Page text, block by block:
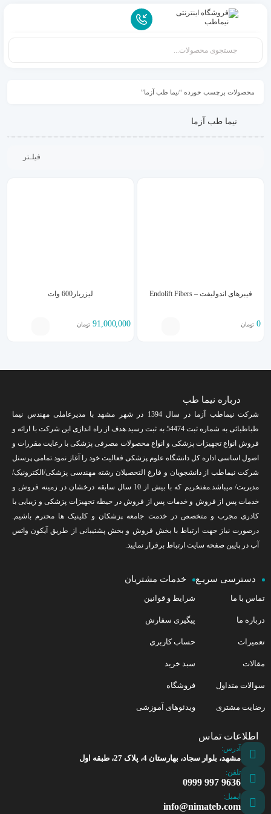
محصولات برچسب خورده “نیما طب آزما”
نیما طب آزما
فیلـتر
فیبرهای اندولیفت – Endolift Fibers
0 تومان
لیزربار600 وات
91,000,000 تومان
درباره نیما طب
شرکت نیماطب آزما در سال 1394 در شهر مشهد با مدیرعاملی مهندس نیما
طباطبائی به شماره ثبت 54474 به ثبت رسید.هدف از راه اندازی این شرکت با ارائه و
فروش انواع تجهیزات پزشکی و انواع محصولات مصرفی پزشکی با رعایت مقررات و
اصول اساسی اداره کل دانشگاه علوم پزشکی فعالیت خود را آغاز نمود.تمامی پرسنل
شرکت نیماطب از دانشجویان و فارغ التحصیلان رشته مهندسی پزشکی/الکترونیک/
مدیریت/ میباشد.مفتخریم که با بیش از 10 سال سابقه درخشان در زمینه فروش و
خدمات پس از فروش و خدمات پس از فروش در حیطه تجهیزات پزشکی و زیبایی با
کادری مجرب و متخصص در خدمت جامعه پزشکان و کلینیک ها محترم باشیم.
درصورت نیاز جهت ارتباط با بخش فروش و بخش پشتیبانی از طریق آیکون واتس
آپ در پایین صفحه سایت ارتباط برقرار نمایید.
دسترسی سریـع
تماس با ما
درباره ما
تعمیرات
مقالات
سوالات متداول
رضایت مشتری
خدمات مشتریان
شرایط و قوانین
پیگیری سفارش
حساب کاربری
سبد خرید
فروشگاه
ویدئوهای آموزشی
اطلاعات تماس
آدرس:
مشهد، بلوار سجاد، بهارستان 4، پلاک 27، طبقه اول
تلفن:
9636 997 0999
ایمیل:
info@nimateb.com